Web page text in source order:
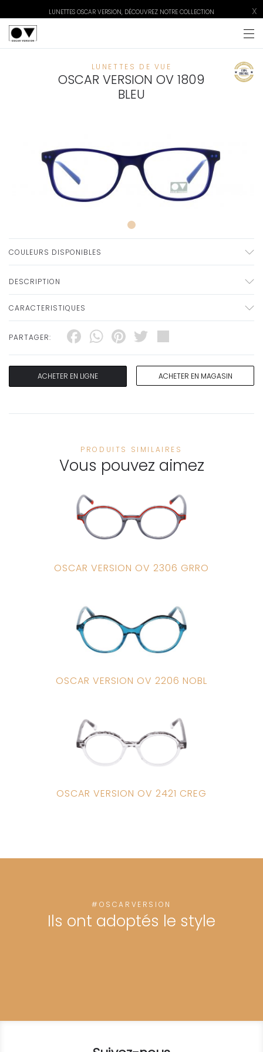
LUNETTES OSCAR VERSION, DÉCOUVREZ NOTRE COLLECTION X
LUNETTES DE VUE
OSCAR VERSION OV 1809
BLEU
COULEURS DISPONIBLES
DESCRIPTION
CARACTERISTIQUES
PARTAGER: Facebook
WhatsApp
Pinterest
Twitter
ACHETER EN LIGNE ACHETER EN MAGASIN
PRODUITS SIMILAIRES
Vous pouvez aimez
OSCAR VERSION OV 2306 GRRO
OSCAR VERSION OV 2206 NOBL
OSCAR VERSION OV 2421 CREG
#OSCARVERSION
Ils ont adoptés le style